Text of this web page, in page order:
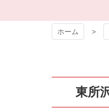
ホーム
東所